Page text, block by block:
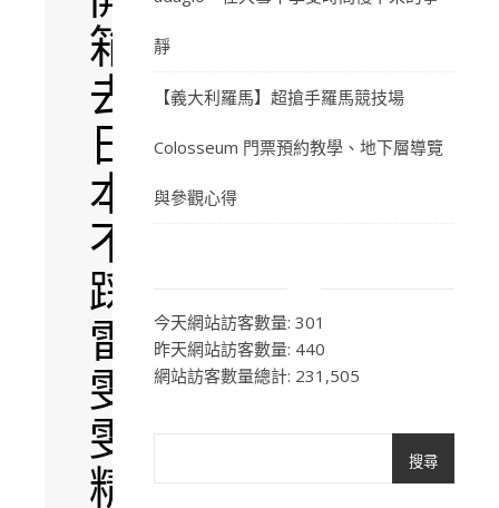
箱]
去
日
本
不
踩
雷，
雯
雯
精
靜
【義大利羅馬】超搶手羅馬競技場
Colosseum 門票預約教學、地下層導覽
與參觀心得
今天網站訪客數量: 301
昨天網站訪客數量: 440
網站訪客數量總計: 231,505
搜尋